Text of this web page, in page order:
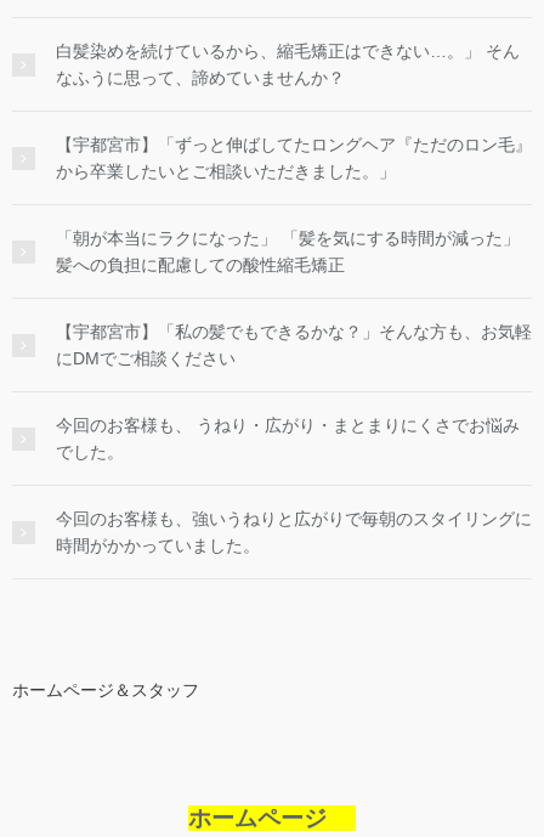
白髪染めを続けているから、縮毛矯正はできない…。」 そん
なふうに思って、諦めていませんか？
【宇都宮市】「ずっと伸ばしてたロングヘア『ただのロン毛』
から卒業したいとご相談いただきました。」
「朝が本当にラクになった」 「髪を気にする時間が減った」
髪への負担に配慮しての酸性縮毛矯正
【宇都宮市】「私の髪でもできるかな？」そんな方も、お気軽
にDMでご相談ください
今回のお客様も、 うねり・広がり・まとまりにくさでお悩み
でした。
今回のお客様も、強いうねりと広がりで毎朝のスタイリングに
時間がかかっていました。
ホームページ＆スタッフ
ホームページ